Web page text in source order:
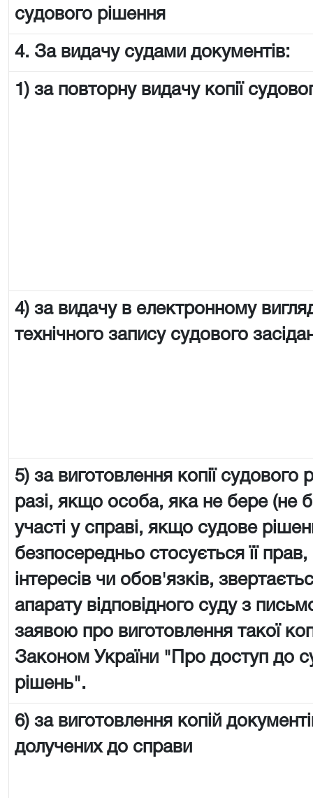
судового рішення
4. За видачу судами документів:
1) за повторну видачу копії
4) за видачу в електронному
технічного запису судового
5) за виготовлення копії судового
разі, якщо особа, яка не бере (не
участі у справі, якщо судове
безпосередньо стосується її
інтересів чи обов'язків,
апарату відповідного суду з
заявою про виготовлення такої
Законом України "Про доступ до
рішень".
6) за виготовлення копій
долучених до справи